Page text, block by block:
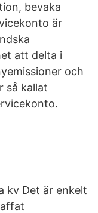
bevaka
är
att delta i
och
så kallat
kv Det är enkelt